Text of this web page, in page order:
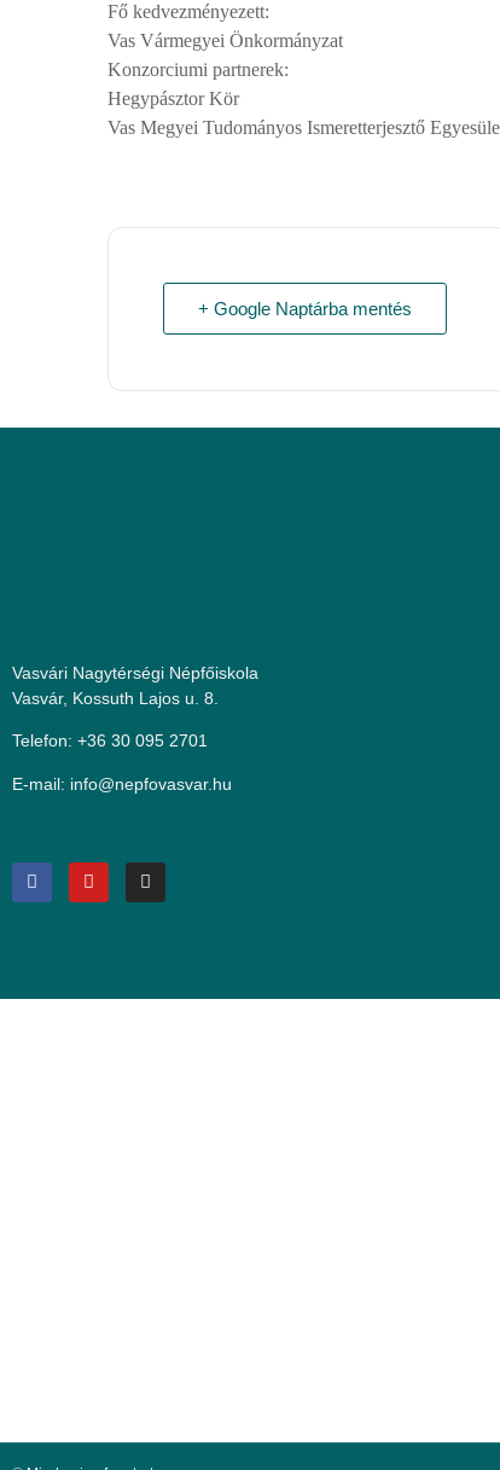
Fő kedvezményezett:
Vas Vármegyei Önkormányzat
Konzorciumi partnerek:
Hegypásztor Kör
Vas Megyei Tudományos Ismeretterjesztő
+ Google Naptárba mentés
Vasvári Nagytérségi Népfőiskola
Vasvár, Kossuth Lajos u. 8.
Telefon: +36 30 095 2701
E-mail: uh.ravsavofpen@ofni